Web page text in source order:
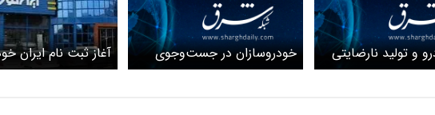
و تولید نارضایتی
خودروسازان در جست‌وجوی
نقدینگی
آغاز ثبت نام ایران
طرح مشارکت در